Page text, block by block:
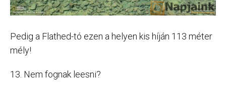
Pedig a Flathed-tó ezen a helyen kis híján 113 méter
mély!
13. Nem fognak leesni?